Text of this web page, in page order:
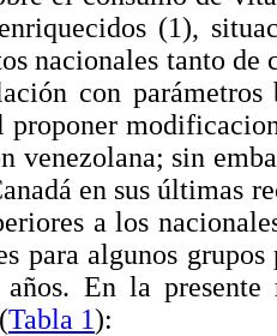
(1),
nacionales tanto
con
venezolana; sin
en sus últimas
a los
para algunos
En la presente
Tabla 1):